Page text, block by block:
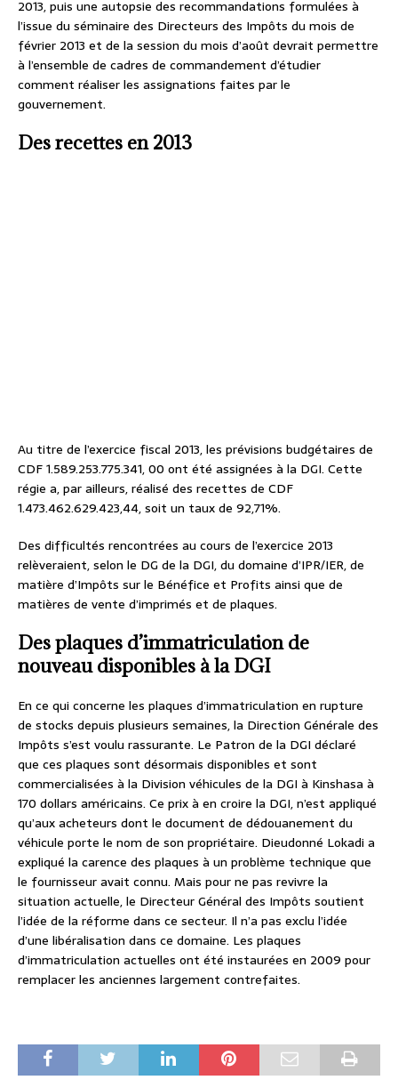
2013, puis une autopsie des recommandations formulées à
l’issue du séminaire des Directeurs des Impôts du mois de
février 2013 et de la session du mois d’août devrait permettre
à l’ensemble de cadres de commandement d’étudier
comment réaliser les assignations faites par le
gouvernement.
Des recettes en 2013
Au titre de l’exercice fiscal 2013, les prévisions budgétaires de
CDF 1.589.253.775.341, 00 ont été assignées à la DGI. Cette
régie a, par ailleurs, réalisé des recettes de CDF
1.473.462.629.423,44, soit un taux de 92,71%.
Des difficultés rencontrées au cours de l’exercice 2013
relèveraient, selon le DG de la DGI, du domaine d’IPR/IER, de
matière d’Impôts sur le Bénéfice et Profits ainsi que de
matières de vente d’imprimés et de plaques.
Des plaques d’immatriculation de
nouveau disponibles à la DGI
En ce qui concerne les plaques d’immatriculation en rupture
de stocks depuis plusieurs semaines, la Direction Générale des
Impôts s’est voulu rassurante. Le Patron de la DGI déclaré
que ces plaques sont désormais disponibles et sont
commercialisées à la Division véhicules de la DGI à Kinshasa à
170 dollars américains. Ce prix à en croire la DGI, n’est appliqué
qu’aux acheteurs dont le document de dédouanement du
véhicule porte le nom de son propriétaire. Dieudonné Lokadi a
expliqué la carence des plaques à un problème technique que
le fournisseur avait connu. Mais pour ne pas revivre la
situation actuelle, le Directeur Général des Impôts soutient
l’idée de la réforme dans ce secteur. Il n’a pas exclu l’idée
d’une libéralisation dans ce domaine. Les plaques
d’immatriculation actuelles ont été instaurées en 2009 pour
remplacer les anciennes largement contrefaites.